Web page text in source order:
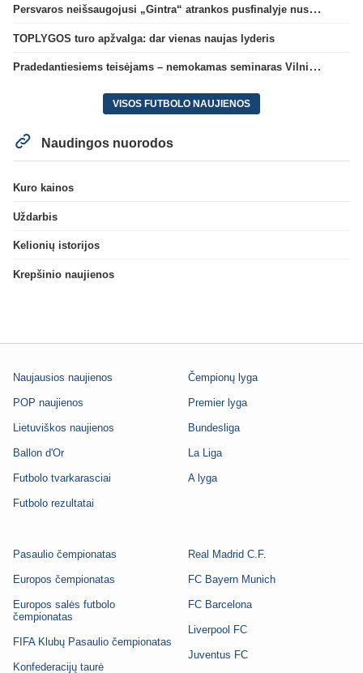
Persvaros neišsaugojusi „Gintra“ atrankos pusfinalyje nusileido Škotijos čempionėms
TOPLYGOS turo apžvalga: dar vienas naujas lyderis
Pradedantiesiems teisėjams – nemokamas seminaras Vilniuje šį penktadienį
VISOS FUTBOLO NAUJIENOS
Naudingos nuorodos
Kuro kainos
Uždarbis
Kelionių istorijos
Krepšinio naujienos
Naujausios naujienos
POP naujienos
Lietuviškos naujienos
Ballon d'Or
Futbolo tvarkarasciai
Futbolo rezultatai
Čempionų lyga
Premier lyga
Bundesliga
La Liga
A lyga
Pasaulio čempionatas
Europos čempionatas
Europos salės futbolo
čempionatas
FIFA Klubų Pasaulio čempionatas
Konfederacijų taurė
Real Madrid C.F.
FC Bayern Munich
FC Barcelona
Liverpool FC
Juventus FC